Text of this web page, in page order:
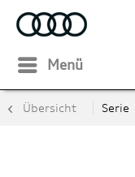
Menü
Übersicht Serie